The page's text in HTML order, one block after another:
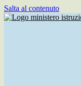
Salta al contenuto